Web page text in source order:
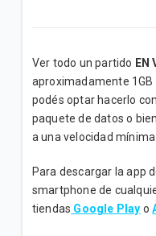
Paquetigos
Siempre conectado
Actualización de tu
Tigo Flex: Todo lo
Inconvenientes al
fronterizas.
Ver todo un partido EN
aproximadamente
podés optar hacerlo
paquete de datos o
a una velocidad mínima
Para descargar la app
smartphone de
tiendas Google Play o